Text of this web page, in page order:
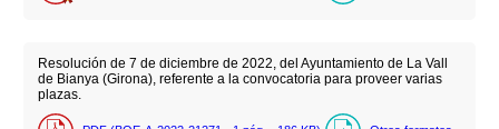
Resolución de 7 de diciembre de 2022, del Ayuntamiento de La Vall
de Bianya (Girona), referente a la convocatoria para proveer varias
plazas.